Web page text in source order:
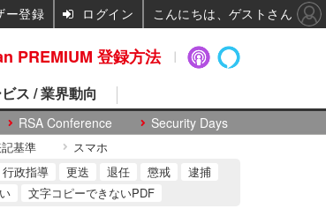
RSA Conference Security Days
ス / 業界動向
基準 スマホ
行政指導 更迭 退任 懲戒
逮捕
文字コピーできないPDF
PREMIUM 登録方法
ー登録 ログイン こんにちは、ゲストさん